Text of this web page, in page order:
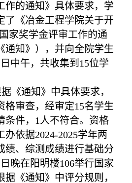
的通知》 具体要求， 学
了 《冶金工程学院关于开
家奖学金评审工作的通
知》）
， 并向全院学生
中午，共收集到15位学
《通知》 中具体要求，
格审查，经审定15名学生
条件，1人不符合。资格
办依据2024-2025学年两
绩、综测成绩进行基础分
晚在阳明楼106举行国家
据《通知》中评分规则，